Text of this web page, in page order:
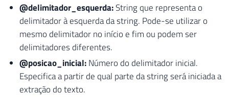
@delimitador_esquerda:String que representa o
delimitador à esquerda da string. Pode-se utilizar o
mesmo delimitador no início e fim ou podem ser
delimitadores diferentes.
@posicao_inicial:Número do delimitador inicial.
Especifica a partir de qual parte da string será iniciada a
extração do texto.